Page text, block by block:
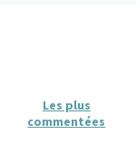
Les plus
commentées